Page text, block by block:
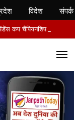
विदेश संपर्क